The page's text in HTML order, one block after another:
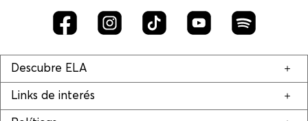
Descubre ELA
Links de interés